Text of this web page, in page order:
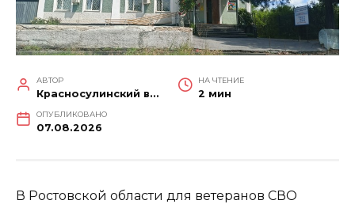
АВТОР
Красносулинский вестник
НА ЧТЕНИЕ
2 мин
ОПУБЛИКОВАНО
07.08.2026
В Ростовской области для ветеранов СВО